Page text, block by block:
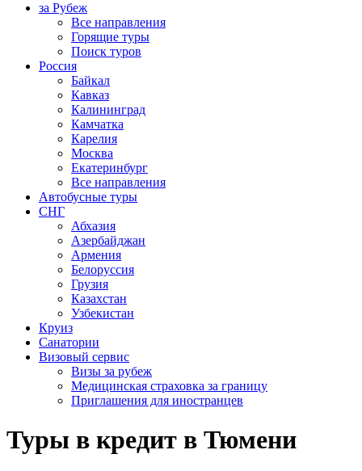
за Рубеж
Все направления
Горящие туры
Поиск туров
Россия
Байкал
Кавказ
Калининград
Камчатка
Карелия
Москва
Екатеринбург
Все направления
Автобусные туры
СНГ
Абхазия
Азербайджан
Армения
Белоруссия
Грузия
Казахстан
Узбекистан
Круиз
Санатории
Визовый сервис
Визы за рубеж
Медицинская страховка за границу
Приглашения для иностранцев
Туры в кредит в Тюмени